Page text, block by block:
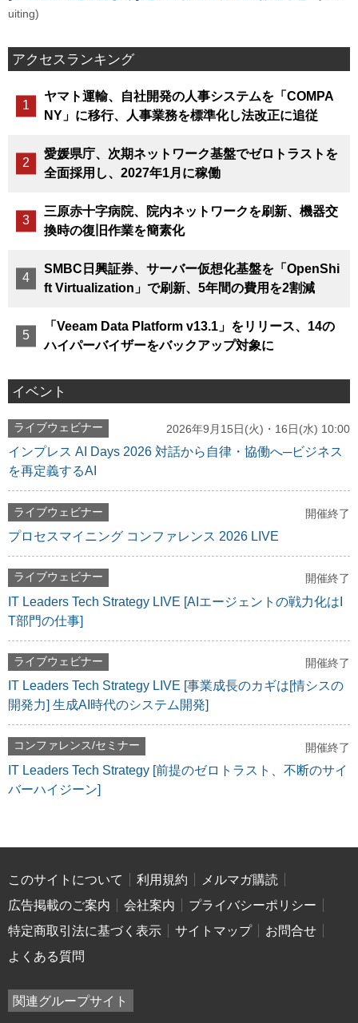
uiting)
アクセスランキング
ヤマト運輸、自社開発の人事システムを「COMPA
NY」に移行、人事業務を標準化し法改正に追従
愛媛県庁、次期ネットワーク基盤でゼロトラストを
全面採用し、2027年1月に稼働
三原赤十字病院、院内ネットワークを刷新、機器交
換時の復旧作業を簡素化
SMBC日興証券、サーバー仮想化基盤を「OpenShi
ft Virtualization」で刷新、5年間の費用を2割減
「Veeam Data Platform v13.1」をリリース、14の
ハイパーバイザーをバックアップ対象に
イベント
ライブウェビナー 2026年9月15日(火)・16日(水) 10:00
インプレス AI Days 2026 対話から自律・協働へ─ビジネス
を再定義するAI
ライブウェビナー 開催終了
プロセスマイニング コンファレンス 2026 LIVE
ライブウェビナー 開催終了
IT Leaders Tech Strategy LIVE [AIエージェントの戦力化はI
T部門の仕事]
ライブウェビナー 開催終了
IT Leaders Tech Strategy LIVE [事業成長のカギは[情シスの
開発力] 生成AI時代のシステム開発]
コンファレンス/セミナー 開催終了
IT Leaders Tech Strategy [前提のゼロトラスト、不断のサイ
バーハイジーン]
このサイトについて 利用規約
メルマガ購読
広告掲載のご案内
会社案内
プライバシーポリシー
特定商取引法に基づく表示
サイトマップ
お問合せ
よくある質問
関連グループサイト